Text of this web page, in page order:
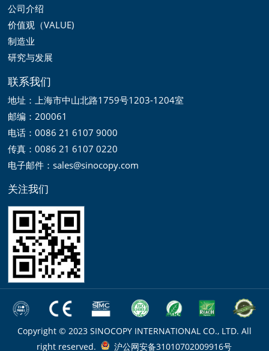
公司介绍
价值观（VALUE)
制造业
研究与发展
联系我们
地址：上海市中山北路1759号1203-1204室
邮编：200061
电话：0086 21 6107 9000
传真：0086 21 6107 0220
电子邮件：sales@sinocopy.com
关注我们
Copyright © 2023 SINOCOPY INTERNATIONAL CO., LTD. All
right reserved.
沪公网安备31010702009916号